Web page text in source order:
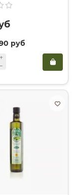
руб